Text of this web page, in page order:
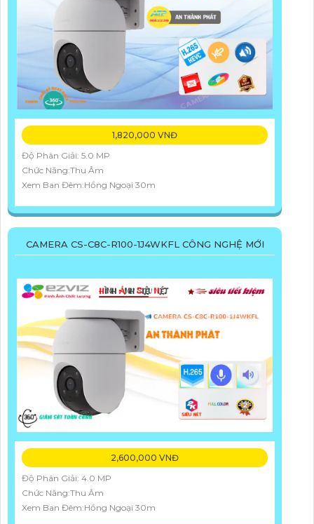
1,820,000 VNĐ
Độ Phân Giải: 5.0 MP
Chức Năng:Thu Âm
Xem Ban Đêm:Hồng Ngoại 30m
CAMERA CS-C8C-R100-1J4WKFL CÔNG NGHỆ MỚI
2,600,000 VNĐ
Độ Phân Giải: 4.0 MP
Chức Năng:Thu Âm
Xem Ban Đêm:Hồng Ngoại 30m